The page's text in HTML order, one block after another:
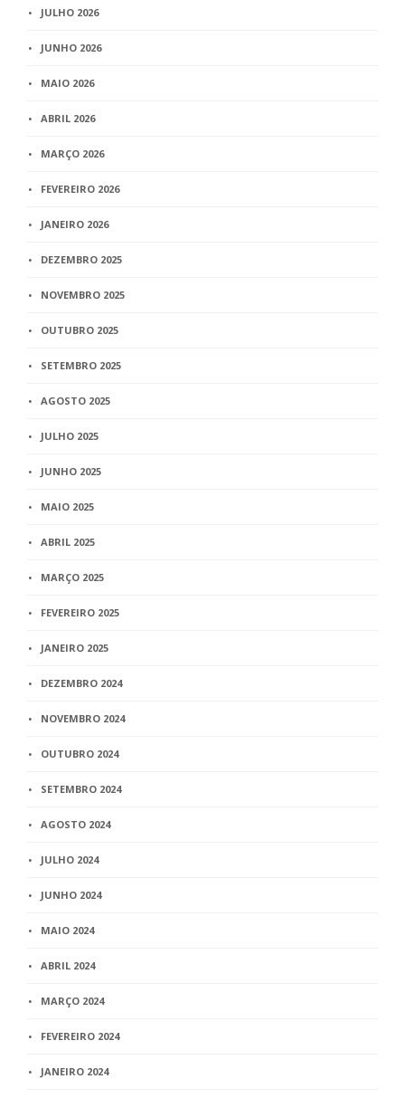
JULHO 2026
JUNHO 2026
MAIO 2026
ABRIL 2026
MARÇO 2026
FEVEREIRO 2026
JANEIRO 2026
DEZEMBRO 2025
NOVEMBRO 2025
OUTUBRO 2025
SETEMBRO 2025
AGOSTO 2025
JULHO 2025
JUNHO 2025
MAIO 2025
ABRIL 2025
MARÇO 2025
FEVEREIRO 2025
JANEIRO 2025
DEZEMBRO 2024
NOVEMBRO 2024
OUTUBRO 2024
SETEMBRO 2024
AGOSTO 2024
JULHO 2024
JUNHO 2024
MAIO 2024
ABRIL 2024
MARÇO 2024
FEVEREIRO 2024
JANEIRO 2024